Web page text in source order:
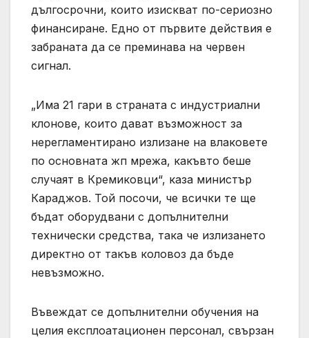
дългосрочни, които изискват по-сериозно
финансиране. Едно от първите действия е
забраната да се преминава на червен
сигнал.
„Има 21 гари в страната с индустриални
клонове, които дават възможност за
нерегламентирано излизане на влаковете
по основната жп мрежа, какъвто беше
случаят в Кремиковци“, каза министър
Караджов. Той посочи, че всички те ще
бъдат оборудвани с допълнителни
технически средства, така че излизането
директно от такъв коловоз да бъде
невъзможно.
Въвеждат се допълнителни обучения на
целия експлоатационен персонал, свързан